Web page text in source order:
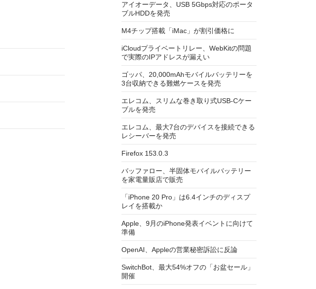
アイオーデータ、USB 5Gbps対応のポータ
ブルHDDを発売
M4チップ搭載「iMac」が割引価格に
iCloudプライベートリレー、WebKitの問題
で実際のIPアドレスが漏えい
ゴッパ、20,000mAhモバイルバッテリーを
3台収納できる難燃ケースを発売
エレコム、スリムな巻き取り式USB-Cケー
ブルを発売
エレコム、最大7台のデバイスを接続できる
レシーバーを発売
Firefox 153.0.3
バッファロー、半固体モバイルバッテリー
を家電量販店で販売
「iPhone 20 Pro」は6.4インチのディスプ
レイを搭載か
Apple、9月のiPhone発表イベントに向けて
準備
OpenAI、Appleの営業秘密訴訟に反論
SwitchBot、最大54%オフの「お盆セール」
開催